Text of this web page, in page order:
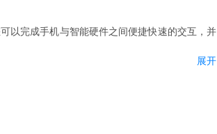
以完成手机与智能硬件之间便捷快速的交互，并
展开